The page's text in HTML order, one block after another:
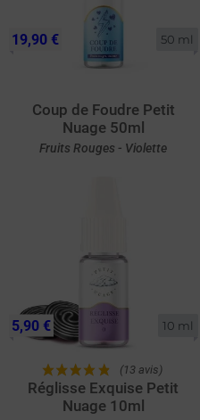
50 ml
Coup de Foudre Petit
Nuage 50ml
Fruits Rouges - Violette
19,90 €
10 ml
(13 avis)
Réglisse Exquise Petit
Nuage 10ml
5,90 €